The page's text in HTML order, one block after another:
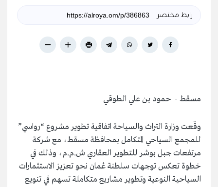
رابط مختصر
مسقط - حمود بن علي الطوقي
وقّعت وزارة التراث والسياحة اتفاقية تطوير مشروع “رواسي”
للمجمع السياحي المتكامل بمحافظة مسقط، مع شركة
مرتفعات جبل بوشر للتطوير العقاري ش.م.م، وذلك في
خطوة تعكس توجهات سلطنة عُمان نحو تعزيز الاستثمارات
السياحية النوعية وتطوير مشاريع متكاملة تسهم في تنويع